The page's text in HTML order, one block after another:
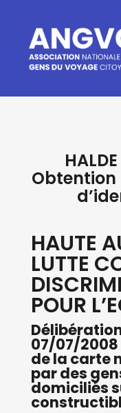
HAUTE
LUTTE
POUR
07/07/
de la carte
par des
domiciliés